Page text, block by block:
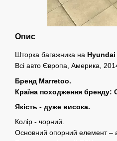
Опис
Шторка багажника на Hyundai
Всі авто Європа, Америка,
Бренд Marretoo.
Країна походження бренду:
Якість - дуже висока.
Колір - чорний.
Основний опорний елемент –